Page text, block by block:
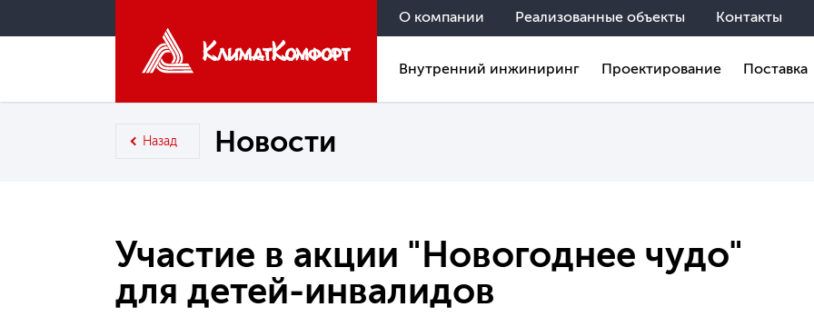
О компании Реализованные объекты Контакты
Внутренний инжиниринг Проектирование Поставка
Назад Новости
Участие в акции "Новогоднее чудо"
для детей-инвалидов